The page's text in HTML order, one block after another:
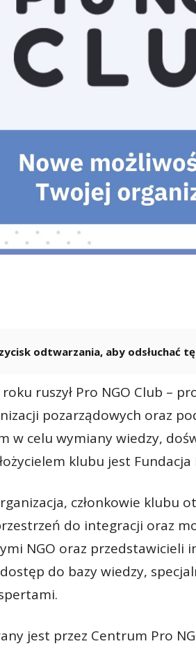
odtwarzania, aby odsłuchać
ruszył Pro NGO Club –
pozarządowych oraz
w celu wymiany wiedzy,
klubu jest Fundacja
członkowie klubu
do integracji oraz
NGO oraz przedstawicieli
do bazy wiedzy,
jest przez Centrum Pro